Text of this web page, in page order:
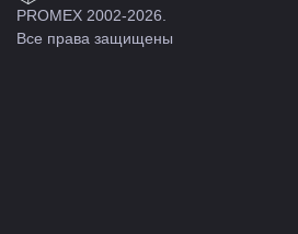
PROMEX 2002-2026.
Все права защищены